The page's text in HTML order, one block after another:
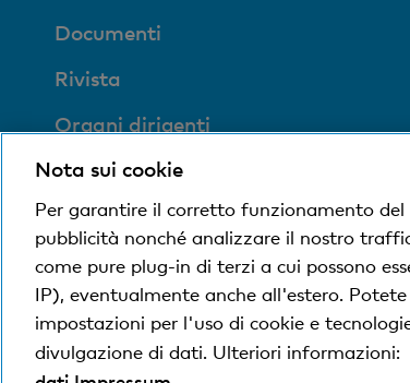
Documenti
Rivista
Organi dirigenti
Medien
Impronta sociale ed
ecologica
© Banca ClerNote legali Dichiarazione
Nota sui cookie
Per garantire il corretto funzionamento
pubblicità nonché analizzare il nostro
come pure plug-in di terzi a cui possono
IP), eventualmente anche all'estero.
impostazioni per l'uso di cookie e
divulgazione di dati. Ulteriori informazioni: